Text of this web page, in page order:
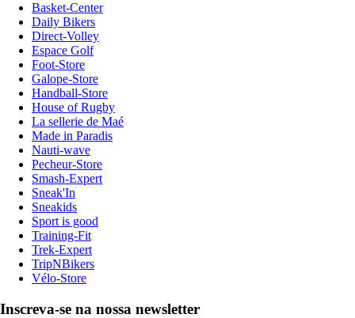
Basket-Center
Daily Bikers
Direct-Volley
Espace Golf
Foot-Store
Galope-Store
Handball-Store
House of Rugby
La sellerie de Maé
Made in Paradis
Nauti-wave
Pecheur-Store
Smash-Expert
Sneak'In
Sneakids
Sport is good
Training-Fit
Trek-Expert
TripNBikers
Vélo-Store
Inscreva-se na nossa newsletter